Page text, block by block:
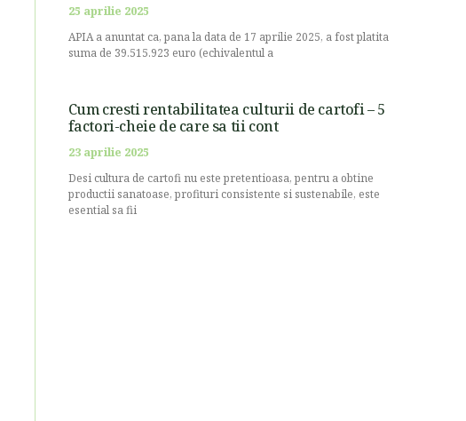
25 aprilie 2025
APIA a anuntat ca, pana la data de 17 aprilie 2025, a fost platita
suma de 39.515.923 euro (echivalentul a
Cum cresti rentabilitatea culturii de cartofi – 5
factori-cheie de care sa tii cont
23 aprilie 2025
Desi cultura de cartofi nu este pretentioasa, pentru a obtine
productii sanatoase, profituri consistente si sustenabile, este
esential sa fii